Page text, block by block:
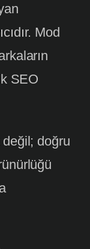
Mod
SEO
değil; doğru